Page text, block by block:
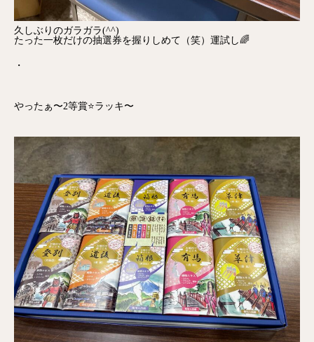
久しぶりのガラガラ(^^)
たった一枚だけの抽選券を握りしめて（笑）運試し🌈
・
やったぁ〜2等賞⭐️ラッキ〜